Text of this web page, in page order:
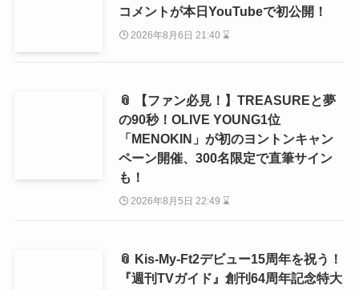
コメントが本日YouTubeで初公開！
2026年8月6日 21:40 ⌛
📎 【ファン必見！】TREASUREと夢
の90秒！OLIVE YOUNG1位
「MENOKIN」が初のヨントンキャン
ペーン開催、300名限定で直筆サイン
も！
2026年8月5日 22:49 ⌛
📎 Kis-My-Ft2デビュー15周年を祝う！
『週刊TVガイド』創刊64周年記念特大